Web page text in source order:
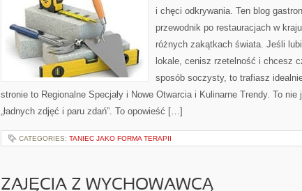
i chęci odkrywania. Ten blog
przewodnik po restauracjach w
różnych zakątkach świata. Jeśli
lokale, cenisz rzetelność i chcesz
sposób soczysty, to trafiasz
stronie to Regionalne Specjały i Nowe Otwarcia i Kulinarne Trendy. To
„ładnych zdjęć i paru zdań”. To opowieść […]
CATEGORIES: TANIEC JAKO FORMA TERAPII
ZAJĘCIA Z WYCHOWAWCĄ